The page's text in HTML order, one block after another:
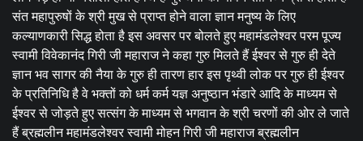
संत महापुरुषों के श्री मुख से प्राप्त होने वाला ज्ञान मनुष्य के लिए
कल्याणकारी सिद्ध होता है इस अवसर पर बोलते हुए महामंडलेश्वर परम पूज्य
स्वामी विवेकानंद गिरी जी महाराज ने कहा गुरु मिलते हैं ईश्वर से गुरु ही देते
ज्ञान भव सागर की नैया के गुरु ही तारण हार इस पृथ्वी लोक पर गुरु ही ईश्वर
के प्रतिनिधि है वे भक्तों को धर्म कर्म यज्ञ अनुष्ठान भंडारे आदि के माध्यम से
ईश्वर से जोड़ते हुए सत्संग के माध्यम से भगवान के श्री चरणों की ओर ले जाते
हैं ब्रह्मलीन महामंडलेश्वर स्वामी मोहन गिरी जी महाराज ब्रह्मलीन